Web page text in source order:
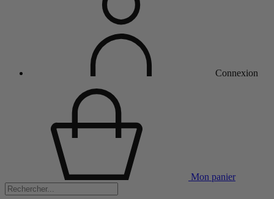
Connexion
Mon panier